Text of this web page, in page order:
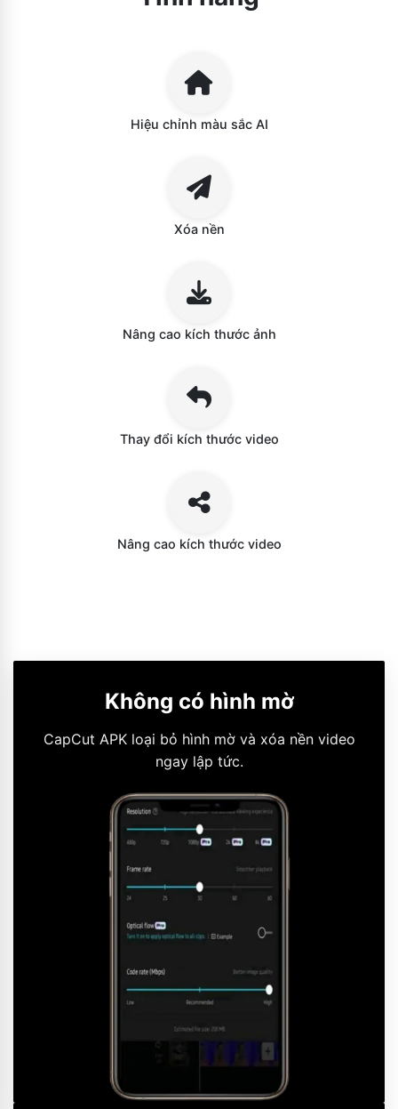
Hiệu chỉnh màu sắc AI
Xóa nền
Nâng cao kích thước ảnh
Thay đổi kích thước video
Nâng cao kích thước video
Không có hình mờ
CapCut APK loại bỏ hình mờ và xóa nền video
ngay lập tức.